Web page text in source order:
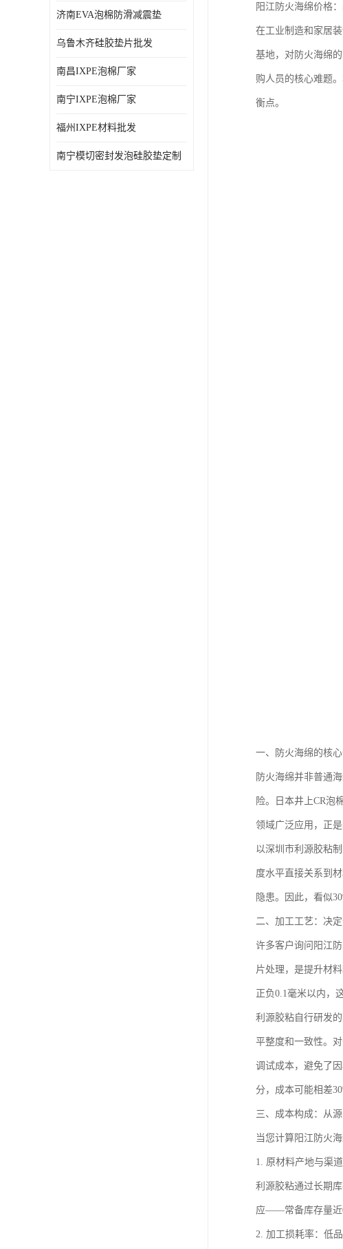
济南EVA泡棉防滑减震垫
乌鲁木齐硅胶垫片批发
南昌IXPE泡棉厂家
南宁IXPE泡棉厂家
福州IXPE材料批发
南宁模切密封发泡硅胶垫定制
阳江防火海绵价格
在工业制造和家居
基地，对防火海绵
购人员的核心难题
衡点。
一、防火海绵的核
防火海绵并非普通
险。日本井上CR泡
领域广泛应用，正
以深圳市利源胶粘
度水平直接关系到
隐患。因此，看似
二、加工工艺：决
许多客户询问阳江
片处理，是提升材
正负0.1毫米以内，
利源胶粘自行研发
平整度和一致性。
调试成本，避免了
分，成本可能相差
三、成本构成：从
当您计算阳江防火
1. 原材料产地与渠
利源胶粘通过长期
应——常备库存量近
2. 加工损耗率：低